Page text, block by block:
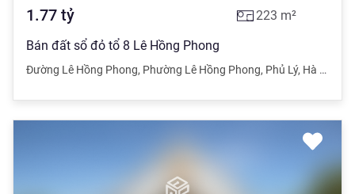
1.77 tỷ 223 m²
Bán đất sổ đỏ tổ 8 Lê Hồng Phong
Đường Lê Hồng Phong, Phường Lê Hồng Phong, Phủ Lý, Hà Nam